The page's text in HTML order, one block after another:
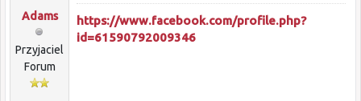
Adams
Przyjaciel
Forum
https://www.facebook.com/profile.php?
id=61590792009346